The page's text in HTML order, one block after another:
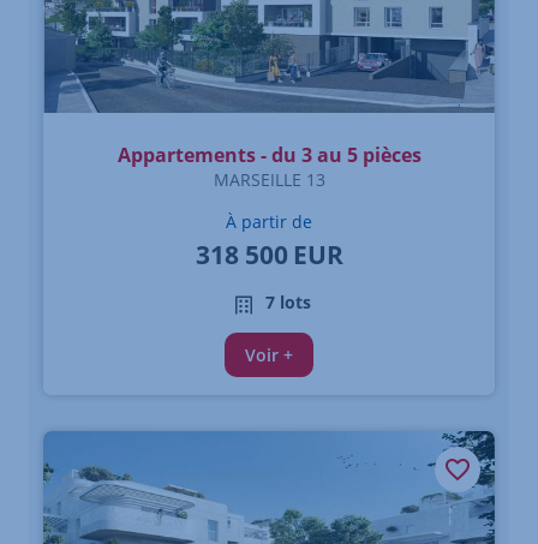
Appartements - du 3 au 5 pièces
MARSEILLE 13
À partir de
318 500 EUR
7 lots
Voir +